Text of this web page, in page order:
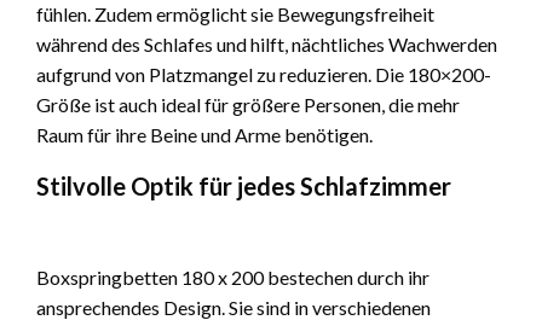
fühlen. Zudem ermöglicht sie Bewegungsfreiheit
während des Schlafes und hilft, nächtliches Wachwerden
aufgrund von Platzmangel zu reduzieren. Die 180×200-
Größe ist auch ideal für größere Personen, die mehr
Raum für ihre Beine und Arme benötigen.
Stilvolle Optik für jedes Schlafzimmer
Boxspringbetten 180 x 200 bestechen durch ihr
ansprechendes Design. Sie sind in verschiedenen